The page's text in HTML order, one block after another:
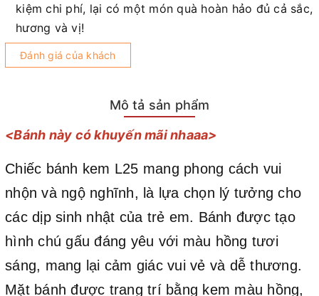
kiệm chi phí, lại có một món quà hoàn hảo đủ cả sắc,
hương và vị!
Đánh giá của khách
Mô tả sản phẩm
<Bánh này có khuyến mãi nhaaa>
Chiếc bánh kem L25 mang phong cách vui
nhộn và ngộ nghĩnh, là lựa chọn lý tưởng cho
các dịp sinh nhật của trẻ em. Bánh được tạo
hình chú gấu đáng yêu với màu hồng tươi
sáng, mang lại cảm giác vui vẻ và dễ thương.
Mặt bánh được trang trí bằng kem màu hồng,